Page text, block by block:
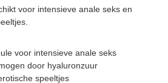
voor intensieve anale seks en
voor intensieve anale seks
door hyaluronzuur
speeltjes